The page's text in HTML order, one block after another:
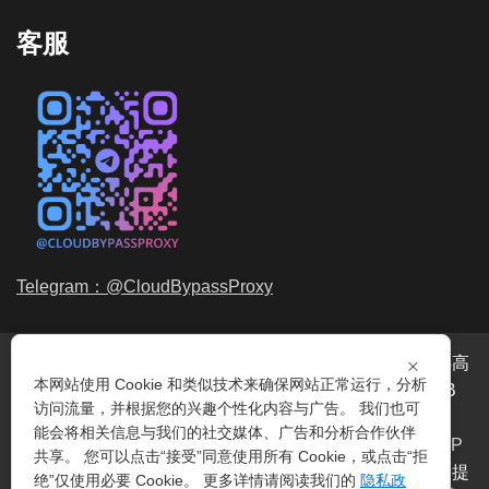
客服
Telegram：@CloudBypassProxy
代理服务提供商，我们提供高
品质、永不过期的动态代理IP池流量包，价格最低2元/GB
起。我们的IP资源包括超过3.5亿的动态住宅IP和机房IP，
覆盖全球200多个国家。支持HTTP代理IP 和 Socks5代理IP
协议，IP可用率超过99%。购买我们的服务即可享受穿云提
×
本网站使用 Cookie 和类似技术来确保网站正常运行，分析
访问流量，并根据您的兴趣个性化内容与广告。 我们也可
能会将相关信息与我们的社交媒体、广告和分析合作伙伴
共享。 您可以点击“接受”同意使用所有 Cookie，或点击“拒
绝”仅使用必要 Cookie。 更多详情请阅读我们的 隐私政